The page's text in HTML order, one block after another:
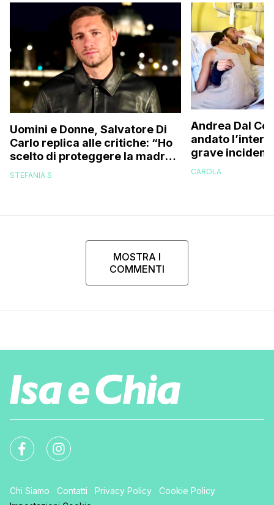
Uomini e Donne, Salvatore Di
Carlo replica alle critiche: “Ho
scelto di proteggere la madre
di mio figlio perché…”
STEFANIA S
Andrea Dal
andato
grave
delicata ma
CAROLA
MOSTRA I
COMMENTI
Chi Siamo Contatti Privacy Policy
Cookie Policy